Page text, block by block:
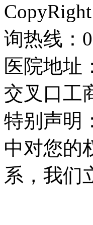
询热线：
医院地址
交叉口工
特别声明
中对您的
系，我们